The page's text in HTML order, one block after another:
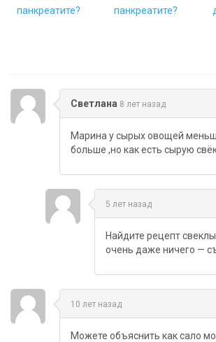
панкреатите?
панкреатите?
Светлана 8 лет назад
Марина у сырых овощей
больше ,но как есть сырую
5 лет назад
Найдите рецепт
очень даже ничего —
10 лет назад
Можете объяснить как сало